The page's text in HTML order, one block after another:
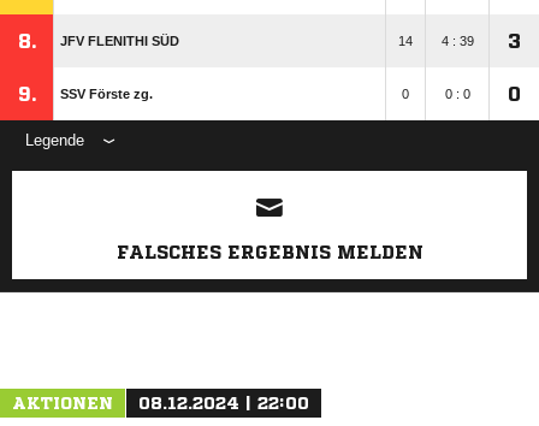
8. JFV FLENITHI SÜD 14 4 : 39 3
9. SSV Förste zg. 0 0 : 0 0
Legende
ANZEIGE
FALSCHES ERGEBNIS MELDEN
AKTIONEN 08.12.2024 | 22:00